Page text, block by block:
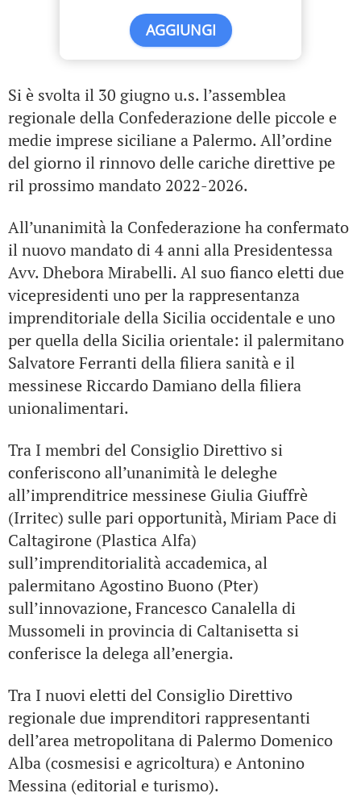
AGGIUNGI
Si è svolta il 30 giugno u.s. l’assemblea
regionale della Confederazione delle piccole e
medie imprese siciliane a Palermo. All’ordine
del giorno il rinnovo delle cariche direttive pe
ril prossimo mandato 2022-2026.
All’unanimità la Confederazione ha confermato
il nuovo mandato di 4 anni alla Presidentessa
Avv. Dhebora Mirabelli. Al suo fianco eletti due
vicepresidenti uno per la rappresentanza
imprenditoriale della Sicilia occidentale e uno
per quella della Sicilia orientale: il palermitano
Salvatore Ferranti della filiera sanità e il
messinese Riccardo Damiano della filiera
unionalimentari.
Tra I membri del Consiglio Direttivo si
conferiscono all’unanimità le deleghe
all’imprenditrice messinese Giulia Giuffrè
(Irritec) sulle pari opportunità, Miriam Pace di
Caltagirone (Plastica Alfa)
sull’imprenditorialità accademica, al
palermitano Agostino Buono (Pter)
sull’innovazione, Francesco Canalella di
Mussomeli in provincia di Caltanisetta si
conferisce la delega all’energia.
Tra I nuovi eletti del Consiglio Direttivo
regionale due imprenditori rappresentanti
dell’area metropolitana di Palermo Domenico
Alba (cosmesisi e agricoltura) e Antonino
Messina (editorial e turismo).